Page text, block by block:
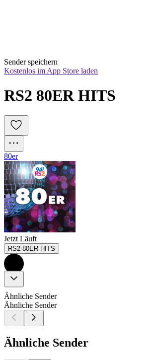
Sender speichern
Kostenlos im App Store laden
RS2 80ER HITS
80er
Jetzt Läuft
RS2 80ER HITS
Ähnliche Sender
Ähnliche Sender
Ähnliche Sender